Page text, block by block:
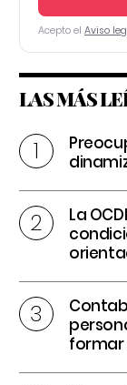
Acepto el Aviso
LAS MÁS
La
formar